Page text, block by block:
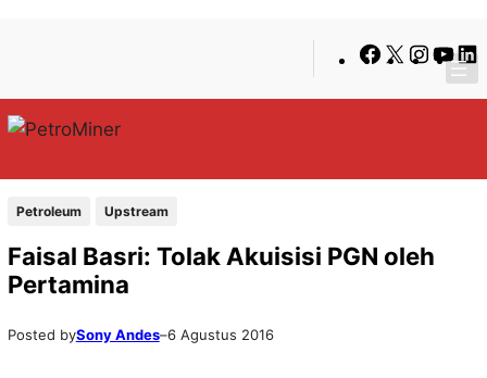
Facebook
X
Petroleum Upstream
Faisal Basri: Tolak Akuisisi PGN oleh
Pertamina
Posted bySony Andes–6 Agustus 2016